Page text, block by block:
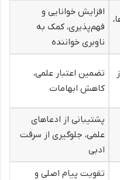
افزایش خوانایی و
فهم‌پذیری، کمک به
ناوبری خواننده
تضمین اعتبار علمی،
کاهش ابهامات
پشتیبانی از ادعاهای
علمی، جلوگیری از سرقت
ادبی
تقویت پیام اصلی و